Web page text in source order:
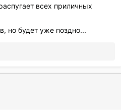
всех приличных
но будет уже поздно...